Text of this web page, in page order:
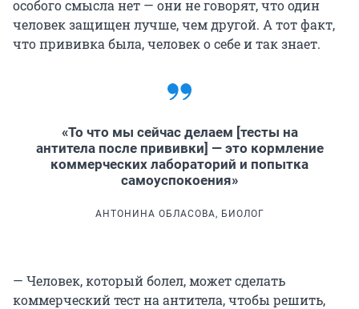
особого смысла нет — они не говорят, что один
человек защищен лучше, чем другой. А тот факт,
что прививка была, человек о себе и так знает.
«То что мы сейчас делаем [тесты на
антитела после прививки] — это кормление
коммерческих лабораторий и попытка
самоуспокоения»
АНТОНИНА ОБЛАСОВА, БИОЛОГ
— Человек, который болел, может сделать
коммерческий тест на антитела, чтобы решить,